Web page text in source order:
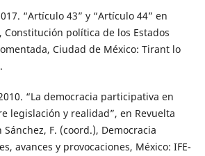
“Artículo 43” y “Artículo 44” en
Constitución política de los Estados
Ciudad de México: Tirant lo
“La democracia participativa en
legislación y realidad”, en Revuelta
F. (coord.), Democracia
avances y provocaciones, México: IFE-